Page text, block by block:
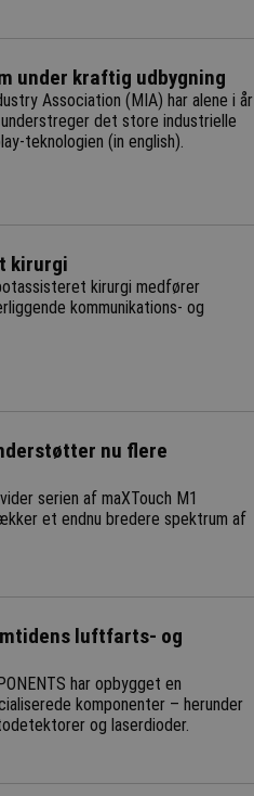
under kraftig udbygning
Association (MIA) har alene i år
det store industrielle
teknologien (in english).
kirurgi
kirurgi medfører
kommunikations- og
nu flere
serien af maXTouch M1
et endnu bredere spektrum af
luftfarts- og
har opbygget en
komponenter – herunder
og laserdioder.